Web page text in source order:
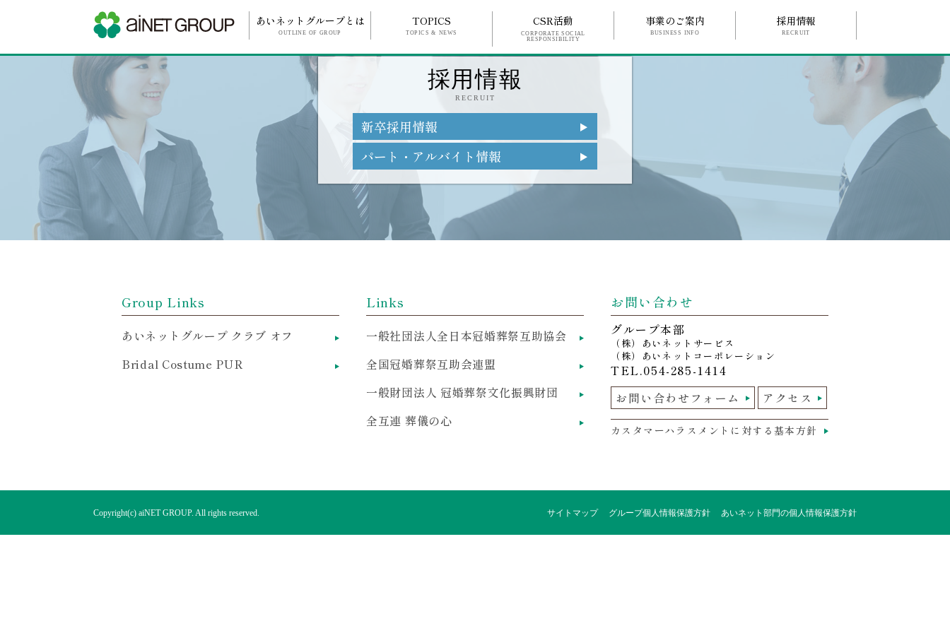
あいネットグループとは
OUTLINE OF GROUP
TOPICS
TOPICS & NEWS
CSR活動
CORPORATE SOCIAL
RESPONSIBILITY
事業のご案内
BUSINESS INFO
採用情報
RECRUIT
採用情報
RECRUIT
新卒採用情報
パート・アルバイト情報
Group Links
あいネットグループ クラブ オフ
Bridal Costume PUR
Links
一般社団法人全日本冠婚葬祭互助協会
全国冠婚葬祭互助会連盟
一般財団法人 冠婚葬祭文化振興財団
全互連 葬儀の心
お問い合わせ
グループ本部
（株）あいネットサービス
（株）あいネットコーポレーション
TEL.054-285-1414
お問い合わせフォーム
アクセス
カスタマーハラスメントに対する基本方針
サイトマップ グループ個人情報保護方針 あいネット部門の個人情報保護方針
Copyright(c) aiNET GROUP. All rights reserved.